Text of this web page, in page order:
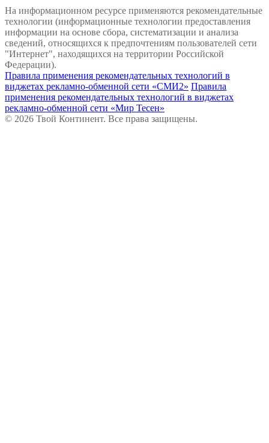
На информационном ресурсе применяются рекомендательные
технологии (информационные технологии предоставления
информации на основе сбора, систематизации и анализа
сведений, относящихся к предпочтениям пользователей сети
"Интернет", находящихся на территории Российской
Федерации).
Правила применения рекомендательных технологий в
виджетах рекламно-обменной сети «СМИ2» Правила
применения рекомендательных технологий в виджетах
рекламно-обменной сети «Мир Тесен»
© 2026 Твой Континент. Все права защищены.